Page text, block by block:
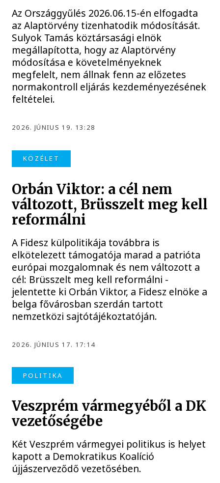
Az Országgyűlés 2026.06.15-én elfogadta
az Alaptörvény tizenhatodik módosítását.
Sulyok Tamás köztársasági elnök
megállapította, hogy az Alaptörvény
módosítása e követelményeknek
megfelelt, nem állnak fenn az előzetes
normakontroll eljárás kezdeményezésének
feltételei.
2026. JÚNIUS 19. 13:28
KÖZÉLET
Orbán Viktor: a cél nem
változott, Brüsszelt meg kell
reformálni
A Fidesz külpolitikája továbbra is
elkötelezett támogatója marad a patrióta
európai mozgalomnak és nem változott a
cél: Brüsszelt meg kell reformálni -
jelentette ki Orbán Viktor, a Fidesz elnöke a
belga fővárosban szerdán tartott
nemzetközi sajtótájékoztatóján.
2026. JÚNIUS 17. 17:14
POLITIKA
Veszprém vármegyéből a DK
vezetőségébe
Két Veszprém vármegyei politikus is helyet
kapott a Demokratikus Koalíció
újjászerveződő vezetősében.